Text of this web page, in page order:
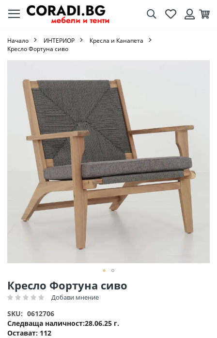
ТърсенеЛюбими
Начало ИНТЕРИОР
Кресла и Канапета
Кресло Фортуна сиво
Кресло Фортуна сиво
Рейтинг: Добави мнение
Остават: 112
SKU
0612706
Следваща наличност 28.06.25 г.
галерията
изображенията
Преминете
към
началото
на
галерия
със